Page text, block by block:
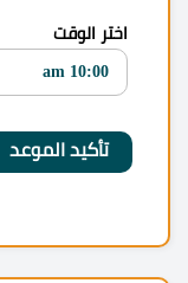
اختر الوقت